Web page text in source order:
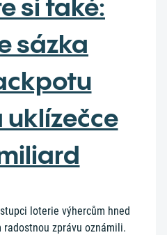
si také:
sázka
loterie výhercům hned
zprávu oznámili.